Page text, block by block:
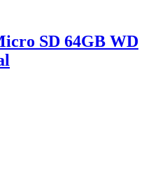
SD 64GB WD